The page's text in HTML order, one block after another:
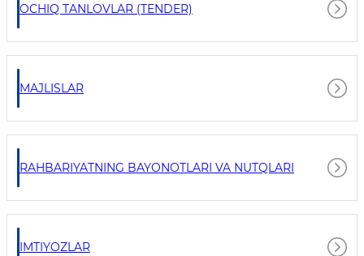
OCHIQ TANLOVLAR (TENDER)
MAJLISLAR
RAHBARIYATNING BAYONOTLARI VA NUTQLARI
IMTIYOZLAR